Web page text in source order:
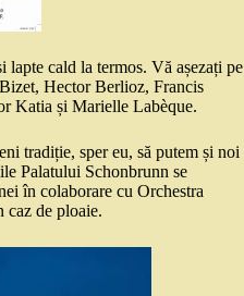
cald la termos. Vă așezați pe
Hector Berlioz, Francis
Katia și Marielle Labèque.
tradiție, sper eu, să putem și noi
Palatului Schonbrunn se
în colaborare cu Orchestra
de ploaie.